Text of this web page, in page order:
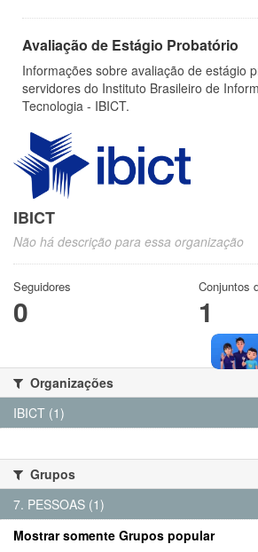
Avaliação de Estágio Probatório
Informações sobre avaliação de estágio
servidores do Instituto Brasileiro de
Tecnologia - IBICT.
IBICT
Não há descrição para essa organização
Seguidores
0
Conjuntos
1
Organizações
IBICT (1)
Grupos
7. PESSOAS (1)
Mostrar somente Grupos popular